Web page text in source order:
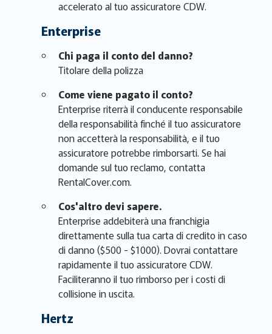
accelerato al tuo assicuratore CDW.
Enterprise
Chi paga il conto del danno?
Titolare della polizza
Come viene pagato il conto?
Enterprise riterrà il conducente responsabile
della responsabilità finché il tuo assicuratore
non accetterà la responsabilità, e il tuo
assicuratore potrebbe rimborsarti. Se hai
domande sul tuo reclamo, contatta
RentalCover.com.
Cos'altro devi sapere.
Enterprise addebiterà una franchigia
direttamente sulla tua carta di credito in caso
di danno ($500 - $1000). Dovrai contattare
rapidamente il tuo assicuratore CDW.
Faciliteranno il tuo rimborso per i costi di
collisione in uscita.
Hertz